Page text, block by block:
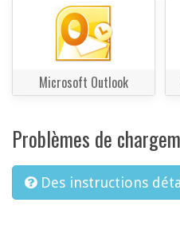
Microsoft Outlook
Problèmes de
Des instructions